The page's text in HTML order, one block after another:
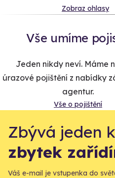
Zobraz ohlasy
Vše umíme
Jeden nikdy neví. Máme
úrazové pojištění z nabídky
agentur.
Vše o pojištění
Zbývá jeden
zbytek
Váš e-mail je vstupenka do